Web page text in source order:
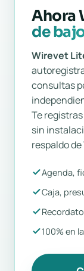
Ahora
de
Wirevet
consultas
Te
sin
respaldo de
Agenda,
Caja,
100% en